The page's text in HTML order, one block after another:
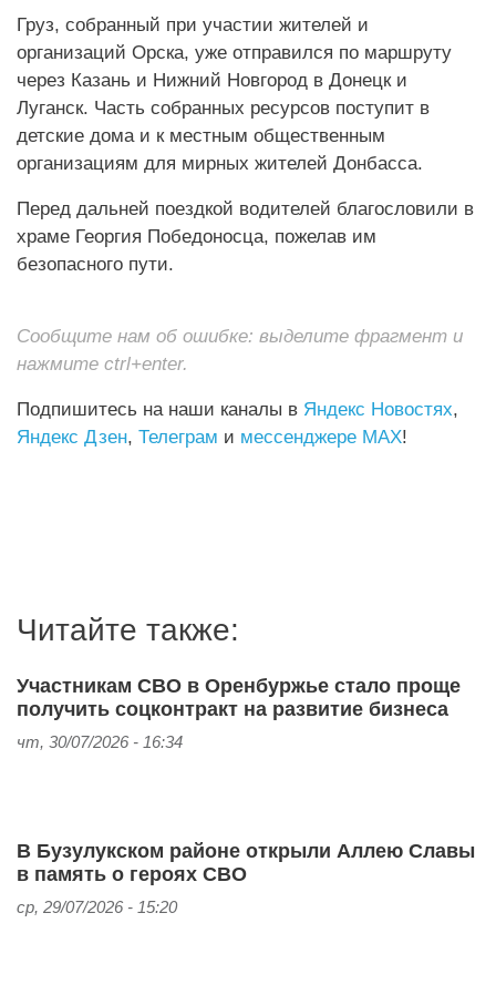
Груз, собранный при участии жителей и
организаций Орска, уже отправился по маршруту
через Казань и Нижний Новгород в Донецк и
Луганск. Часть собранных ресурсов поступит в
детские дома и к местным общественным
организациям для мирных жителей Донбасса.
Перед дальней поездкой водителей благословили в
храме Георгия Победоносца, пожелав им
безопасного пути.
Сообщите нам об ошибке: выделите фрагмент и
нажмите ctrl+enter.
Подпишитесь на наши каналы в Яндекс Новостях,
Яндекс Дзен, Телеграм и мессенджере MAX!
Читайте также:
Участникам СВО в Оренбуржье стало проще
получить соцконтракт на развитие бизнеса
чт, 30/07/2026 - 16:34
В Бузулукском районе открыли Аллею Славы
в память о героях СВО
ср, 29/07/2026 - 15:20